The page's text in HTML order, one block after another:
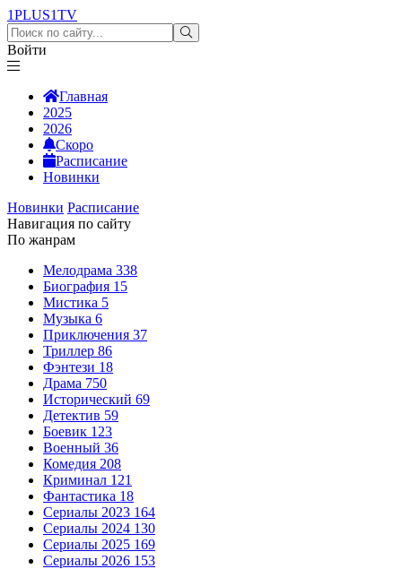
1PLUS1TV
Войти
Главная
2025
2026
Скоро
Расписание
Новинки
Новинки Расписание
Навигация по сайту
По жанрам
Мелодрама 338
Биография 15
Мистика 5
Музыка 6
Приключения 37
Триллер 86
Фэнтези 18
Драма 750
Исторический 69
Детектив 59
Боевик 123
Военный 36
Комедия 208
Криминал 121
Фантастика 18
Сериалы 2023 164
Сериалы 2024 130
Сериалы 2025 169
Сериалы 2026 153